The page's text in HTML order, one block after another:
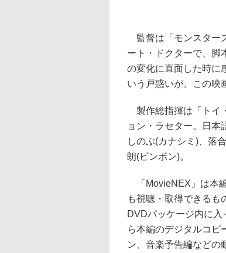
監督は「モンスター
ート・ドクターで、脚
の変化に直面した時に
いう戸惑いが、この映
製作総指揮は「トイ
ョン・ラセター。日本
しのぶ(カナシミ)、落
朗(ビンボン)。
「MovieNEX」は本
も視聴・取得できるも
DVDパッケージ内に
ら本編のデジタルコピ
ン、音楽予告編などの